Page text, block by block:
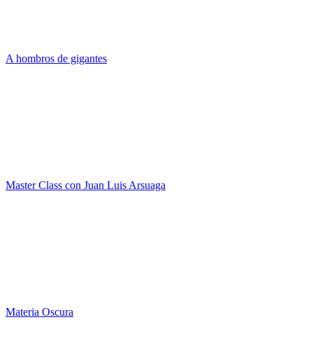
A hombros de gigantes
Master Class con Juan Luis Arsuaga
Materia Oscura